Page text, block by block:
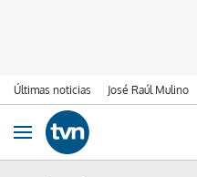
Últimas noticias José Raúl Mulino
Ir al contenido
Obrir navegació